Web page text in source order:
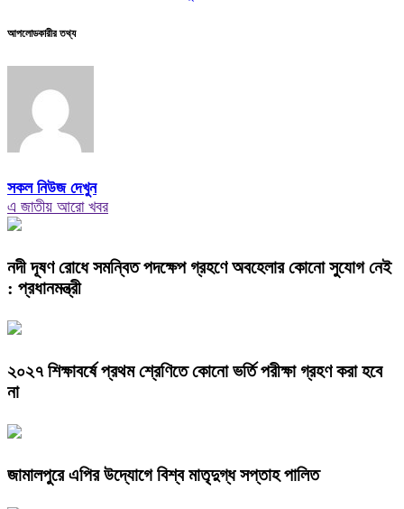
আপলোডকারীর তথ্য
সকল নিউজ দেখুন
এ জাতীয় আরো খবর
নদী দূষণ রোধে সমন্বিত পদক্ষেপ গ্রহণে অবহেলার কোনো সুযোগ নেই
: প্রধানমন্ত্রী
২০২৭ শিক্ষাবর্ষে প্রথম শ্রেণিতে কোনো ভর্তি পরীক্ষা গ্রহণ করা হবে
না
জামালপুরে এপির উদ্যোগে বিশ্ব মাতৃদুগ্ধ সপ্তাহ পালিত